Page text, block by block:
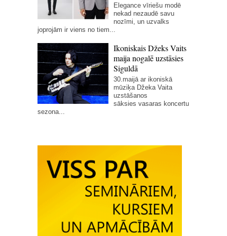
Elegance vīriešu modē
nekad nezaudē savu
nozīmi, un uzvalks
joprojām ir viens no tiem...
Ikoniskais Džeks Vaits
maija nogalē uzstāsies
Siguldā
30.maijā ar ikoniskā
mūziķa Džeka Vaita
uzstāšanos
sāksies vasaras koncertu
sezona...